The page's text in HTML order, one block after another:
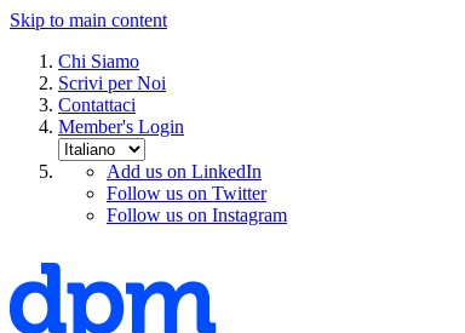
Skip to main content
Chi Siamo
Scrivi per Noi
Contattaci
Member's Login
Add us on LinkedIn
Follow us on Twitter
Follow us on Instagram